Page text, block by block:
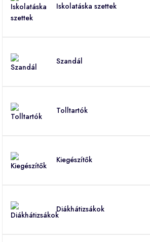
Iskolatáska szettek
Szandál
Tolltartók
Kiegészítők
Diákhátizsákok